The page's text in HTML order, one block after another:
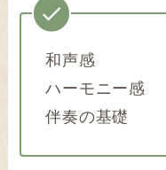
和声感
ハーモニー感
伴奏の基礎